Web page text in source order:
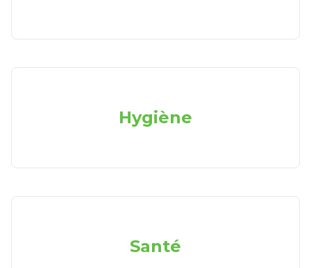
Hygiène
Santé